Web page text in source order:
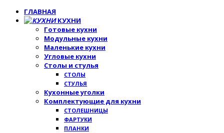
ГЛАВНАЯ
КУХНИ
Готовые кухни
Модульные кухни
Маленькие кухни
Угловые кухни
Столы и стулья
СТОЛЫ
СТУЛЬЯ
Кухонные уголки
Комплектующие для кухни
СТОЛЕШНИЦЫ
ФАРТУКИ
ПЛАНКИ